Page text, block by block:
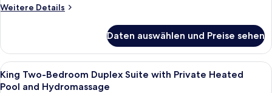
Weitere Details
Weitere
Guestroom
with Private Heated
Pool and
Hydromassage
Daten auswählen und Preise sehen
Alle
Fotos
Ein modernes Wohnzimmer mit
12
King Two-Bedroom Duplex Suite with Private Heated
Pool and Hydromassage